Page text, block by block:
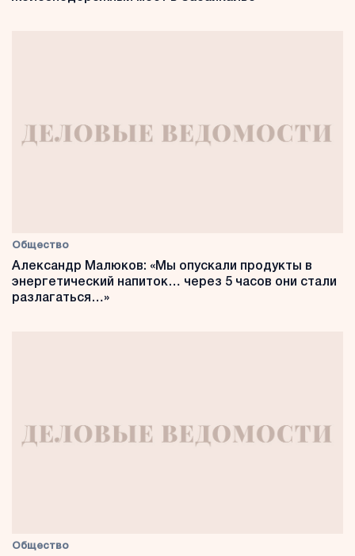
Общество
Александр Малюков: «Мы опускали продукты в
энергетический напиток… через 5 часов они стали
разлагаться…»
Общество